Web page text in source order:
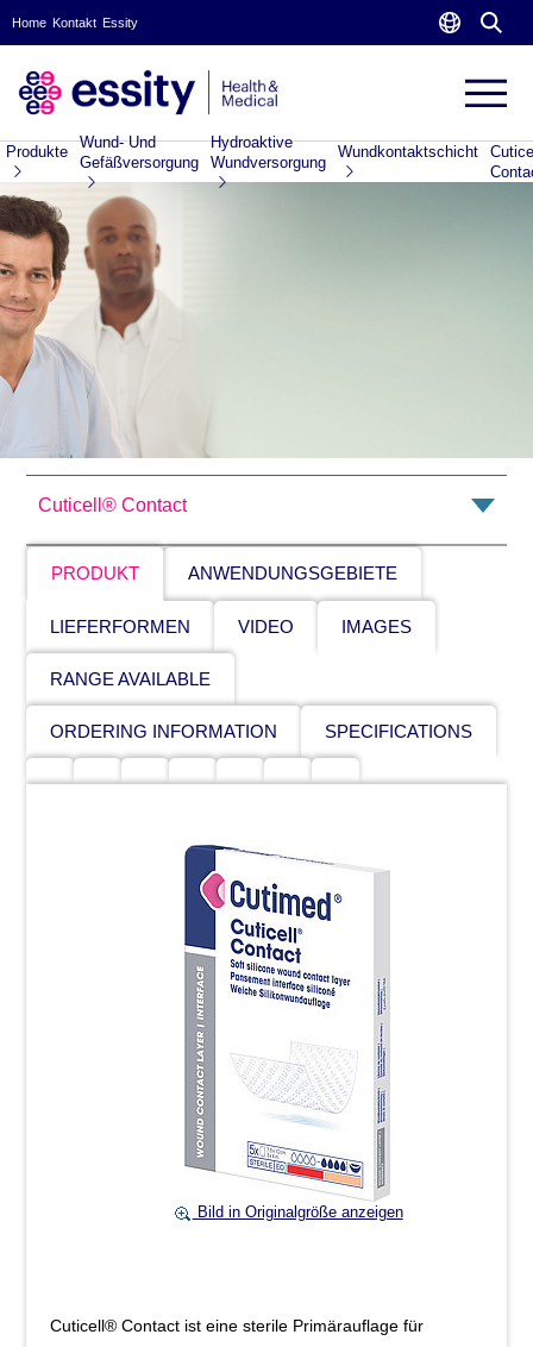
Home Kontakt Essity
Produkte
Wund- Und
Gefäßversorgung
Hydroaktive
Wundversorgung
Wundkontaktschicht
Cuticell® Contact
PRODUKT ANWENDUNGSGEBIETE
LIEFERFORMEN VIDEO IMAGES
RANGE AVAILABLE
ORDERING INFORMATION SPECIFICATIONS
Bild in Originalgröße anzeigen
Cuticell® Contact ist eine sterile Primärauflage für